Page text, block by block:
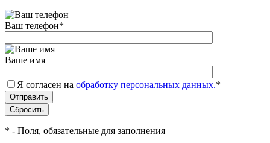
Ваш телефон*
Ваше имя
Я согласен на обработку персональных данных.*
* - Поля, обязательные для заполнения